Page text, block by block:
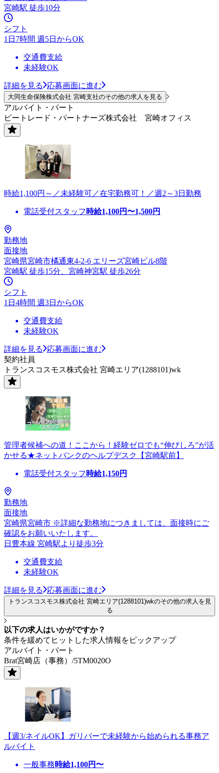
宮崎駅 徒歩10分
シフト
1日7時間 週5日からOK
交通費支給
未経験OK
詳細を見る 応募画面に進む
大同生命保険株式会社 宮崎支社のその他の求人を見る
アルバイト・パート
ビートレード・パートナーズ株式会社 宮崎オフィス
時給1,100円～／未経験可／在宅勤務可！／週2～3日勤務
電話受付スタッフ 時給1,100円〜1,500円
勤務地
面接地
宮崎県宮崎市橘通東4-2-6 エリーズ宮崎ビル8階
宮崎駅 徒歩15分、宮崎神宮駅 徒歩26分
シフト
1日4時間 週3日からOK
交通費支給
未経験OK
詳細を見る
応募画面に進む
契約社員
トランスコスモス株式会社 宮崎エリア(1288101)wk
管理者候補への道！ここから！経験ゼロでも“伸びしろ”が活
かせる★ネットバンクのヘルプデスク【宮崎駅前】
電話受付スタッフ 時給1,150円
勤務地
面接地
宮崎県宮崎市 ※詳細な勤務地につきましては、面接時にご
確認をお願いいたします。
日豊本線 宮崎駅より徒歩3分
交通費支給
未経験OK
詳細を見る 応募画面に進む
トランスコスモス株式会社 宮崎エリア(1288101)wkのその他の求人を見
る
以下の求人はいかがですか？
条件を緩めてヒットした求人情報をピックアップ
アルバイト・パート
Brat宮崎店（事務）/5TM0020O
【週3/ネイルOK】ガリバーで未経験から始められる事務ア
ルバイト
一般事務時給1,100円〜